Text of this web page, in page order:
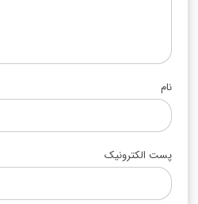
نام
پست الکترونیک